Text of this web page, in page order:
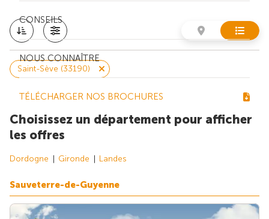
CONSEILS
NOUS CONNAÎTRE
TÉLÉCHARGER NOS BROCHURES
Saint-Sève (33190)
Choisissez un département pour afficher
les offres
Dordogne Gironde Landes
Sauveterre-de-Guyenne